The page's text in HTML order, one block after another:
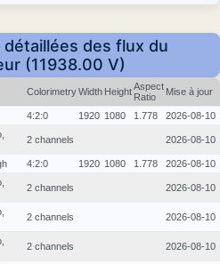
des flux du
(11938.00 V)
ColorimetryWidth HeightAspect
Ratio
Mise à jour
4:2:0 1920 1080 1.778 2026-08-10
2 channels 2026-08-10
4:2:0 1920 1080 1.778 2026-08-10
2 channels 2026-08-10
2 channels 2026-08-10
2 channels 2026-08-10